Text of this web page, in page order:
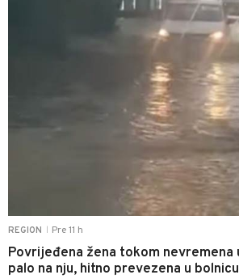
REGION Pre 11 h
Povrijeđena žena tokom nevremena
palo na nju, hitno prevezena u bolnicu